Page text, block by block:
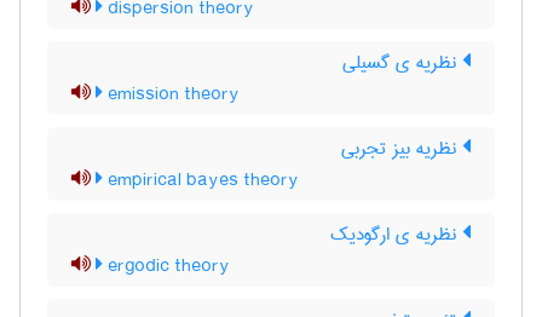
dispersion theory
نظریه ی گسیلی
emission theory
نظریه بیز تجربی
empirical bayes theory
نظریه ی ارگودیک
ergodic theory